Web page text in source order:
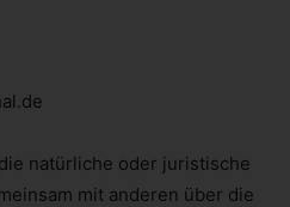
natürliche oder juristische
mit anderen über die